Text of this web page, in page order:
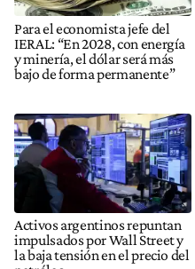
Para el economista jefe del
IERAL: “En 2028, con energía
y minería, el dólar será más
bajo de forma permanente”
Activos argentinos repuntan
impulsados por Wall Street y
la baja tensión en el precio del